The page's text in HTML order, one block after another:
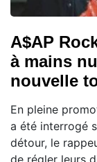
A$AP
à mains
nouvelle
En pleine
a été interrogé
détour, le
de régler leurs